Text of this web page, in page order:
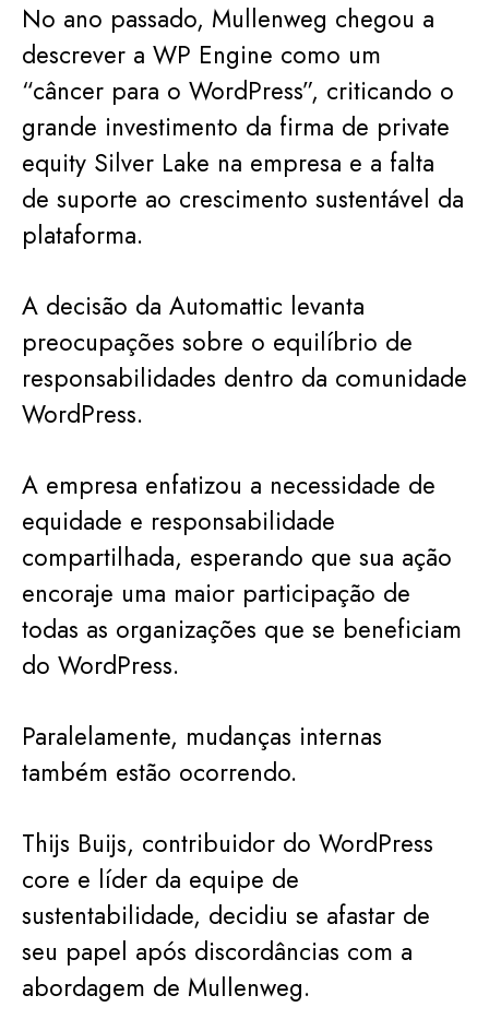
No ano passado, Mullenweg chegou a
descrever a WP Engine como um
“câncer para o WordPress”, criticando o
grande investimento da firma de private
equity Silver Lake na empresa e a falta
de suporte ao crescimento sustentável da
plataforma.
A decisão da Automattic levanta
preocupações sobre o equilíbrio de
responsabilidades dentro da comunidade
WordPress.
A empresa enfatizou a necessidade de
equidade e responsabilidade
compartilhada, esperando que sua ação
encoraje uma maior participação de
todas as organizações que se beneficiam
do WordPress.
Paralelamente, mudanças internas
também estão ocorrendo.
Thijs Buijs, contribuidor do WordPress
core e líder da equipe de
sustentabilidade, decidiu se afastar de
seu papel após discordâncias com a
abordagem de Mullenweg.